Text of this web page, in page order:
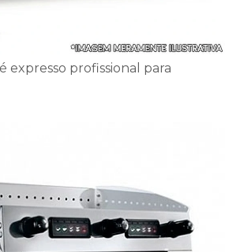
expresso profissional para